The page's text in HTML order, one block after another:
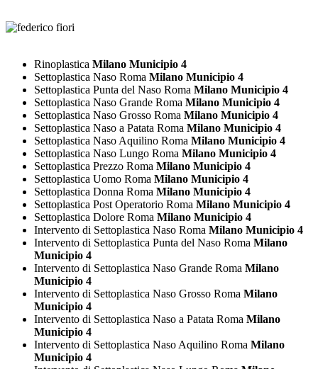
Rinoplastica Milano Municipio 4
Settoplastica Naso Roma Milano Municipio 4
Settoplastica Punta del Naso Roma Milano Municipio 4
Settoplastica Naso Grande Roma Milano Municipio 4
Settoplastica Naso Grosso Roma Milano Municipio 4
Settoplastica Naso a Patata Roma Milano Municipio 4
Settoplastica Naso Aquilino Roma Milano Municipio 4
Settoplastica Naso Lungo Roma Milano Municipio 4
Settoplastica Prezzo Roma Milano Municipio 4
Settoplastica Uomo Roma Milano Municipio 4
Settoplastica Donna Roma Milano Municipio 4
Settoplastica Post Operatorio Roma Milano Municipio 4
Settoplastica Dolore Roma Milano Municipio 4
Intervento di Settoplastica Naso Roma Milano Municipio 4
Intervento di Settoplastica Punta del Naso Roma Milano
Municipio 4
Intervento di Settoplastica Naso Grande Roma Milano
Municipio 4
Intervento di Settoplastica Naso Grosso Roma Milano
Municipio 4
Intervento di Settoplastica Naso a Patata Roma Milano
Municipio 4
Intervento di Settoplastica Naso Aquilino Roma Milano
Municipio 4